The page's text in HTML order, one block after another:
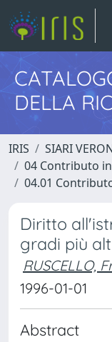
DELLA
IRIS
SIARI
04 Contributo
04.01
Diritto
gradi più
RUSCELLO,
1996-01-01
Abstract